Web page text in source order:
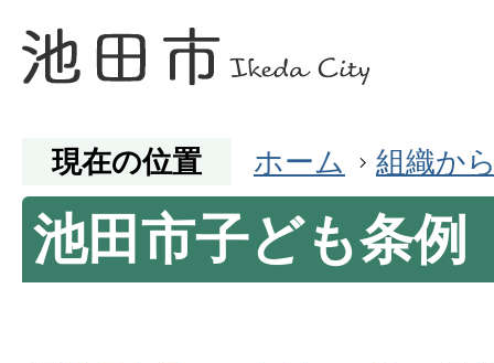
現在の位置 ホーム 組織か
池田市子ども条例